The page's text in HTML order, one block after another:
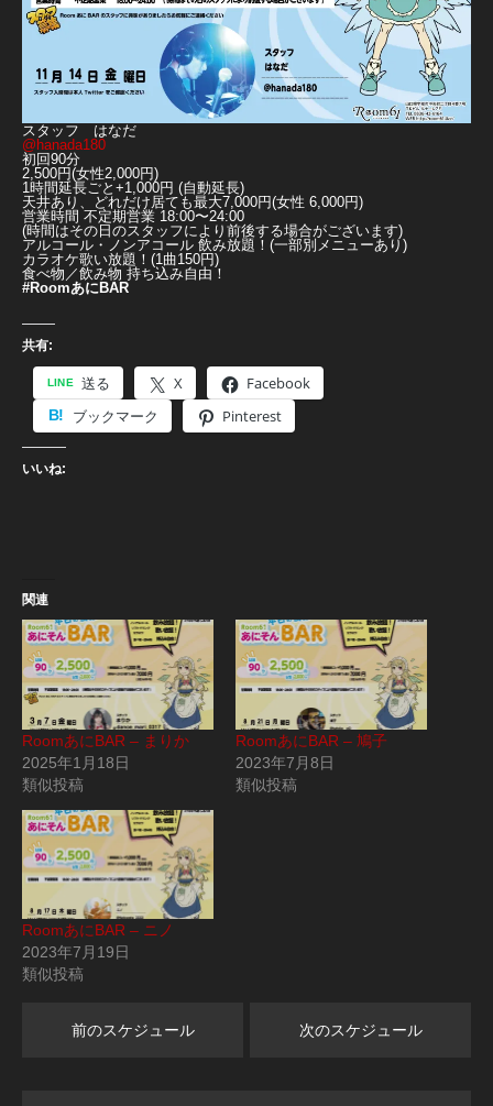
スタッフ はなだ
@hanada180
初回90分
2,500円(女性2,000円)
1時間延長ごと+1,000円 (自動延長)
天井あり、どれだけ居ても最大7,000円(女性 6,000円)
営業時間 不定期営業 18:00〜24:00
(時間はその日のスタッフにより前後する場合がございます)
アルコール・ノンアコール 飲み放題！(一部別メニューあり)
カラオケ歌い放題！(1曲150円)
食べ物／飲み物 持ち込み自由！
#RoomあにBAR
共有:
送る X
Facebook
ブックマーク
Pinterest
いいね:
関連
RoomあにBAR – まりか
2025年1月18日
類似投稿
RoomあにBAR – 鳩子
2023年7月8日
類似投稿
RoomあにBAR – ニノ
2023年7月19日
類似投稿
前のスケジュール 次のスケジュール